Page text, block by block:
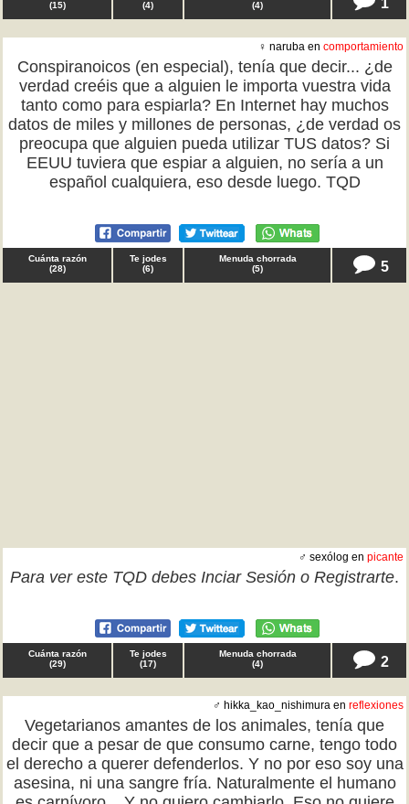
(15)
(4)
(4)
♀ naruba en comportamiento
Conspiranoicos (en especial), tenía que decir... ¿de
verdad creéis que a alguien le importa vuestra vida
tanto como para espiarla? En Internet hay muchos
datos de miles y millones de personas, ¿de verdad os
preocupa que alguien pueda utilizar TUS datos? Si
EEUU tuviera que espiar a alguien, no sería a un
español cualquiera, eso desde luego. TQD
Cuánta razón
(28)
Te jodes
(6)
Menuda chorrada
(5) 5
♂ sexólog en picante
Para ver este TQD debes Inciar Sesión o Registrarte.
Cuánta razón
(29)
Te jodes
(17)
Menuda chorrada
(4) 2
♂ hikka_kao_nishimura en reflexiones
Vegetarianos amantes de los animales, tenía que
decir que a pesar de que consumo carne, tengo todo
el derecho a querer defenderlos. Y no por eso soy una
asesina, ni una sangre fría. Naturalmente el humano